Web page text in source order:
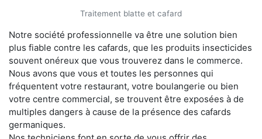
Traitement blatte et cafard
Notre société professionnelle va être une solution bien
plus fiable contre les cafards, que les produits insecticides
souvent onéreux que vous trouverez dans le commerce.
Nous avons que vous et toutes les personnes qui
fréquentent votre restaurant, votre boulangerie ou bien
votre centre commercial, se trouvent être exposées à de
multiples dangers à cause de la présence des cafards
germaniques.